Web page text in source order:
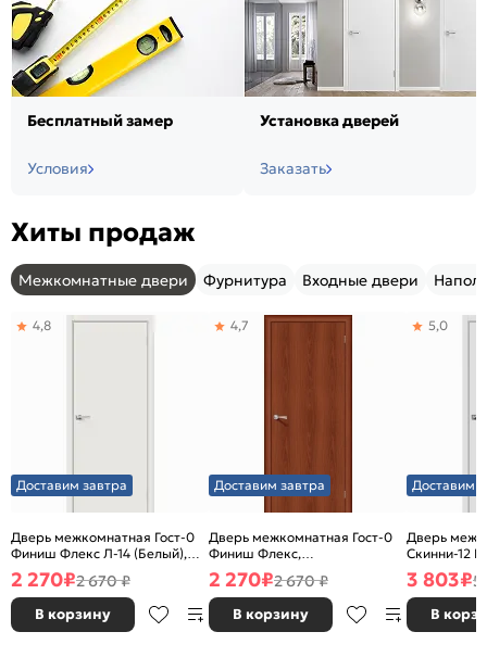
Бесплатный замер
Условия
Установка дверей
Заказать
Хиты продаж
Межкомнатные двери Фурнитура Входные двери
Доставим завтра
Дверь межкомнатная Гост-0
Финиш Флекс Л-14 (Белый),
глухая, каркасно-щитовая
4,8
2 270₽2 670 ₽
В корзину
Доставим завтра
Дверь межкомнатная Гост-0
Финиш Флекс,
Ламинированные Л-11
(ИталОрех), глухая, каркасно-
щитовая
4,7
2 270₽2 670 ₽
В корзину
Доставим
Дверь
Скинни-12
глухая,
5,0
3 803₽5
В